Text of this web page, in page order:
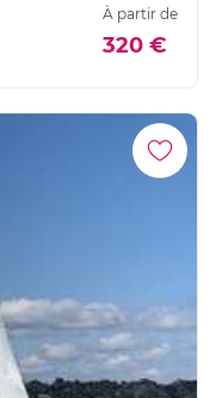
À partir de
320 €